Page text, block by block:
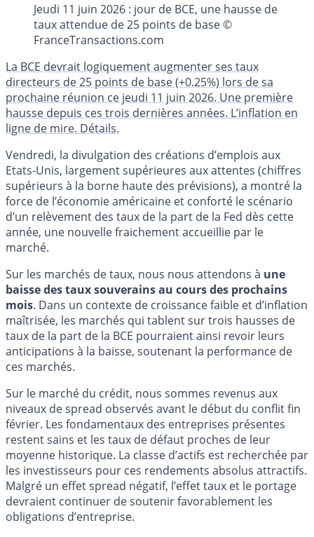
Jeudi 11 juin 2026 : jour de BCE, une hausse de
taux attendue de 25 points de base ©
FranceTransactions.com
La BCE devrait logiquement augmenter ses taux
directeurs de 25 points de base (+0.25%) lors de sa
prochaine réunion ce jeudi 11 juin 2026. Une première
hausse depuis ces trois dernières années. L’inflation en
ligne de mire. Détails.
Vendredi, la divulgation des créations d’emplois aux
Etats-Unis, largement supérieures aux attentes (chiffres
supérieurs à la borne haute des prévisions), a montré la
force de l’économie américaine et conforté le scénario
d’un relèvement des taux de la part de la Fed dès cette
année, une nouvelle fraichement accueillie par le
marché.
Sur les marchés de taux, nous nous attendons à une
baisse des taux souverains au cours des prochains
mois. Dans un contexte de croissance faible et d’inflation
maîtrisée, les marchés qui tablent sur trois hausses de
taux de la part de la BCE pourraient ainsi revoir leurs
anticipations à la baisse, soutenant la performance de
ces marchés.
Sur le marché du crédit, nous sommes revenus aux
niveaux de spread observés avant le début du conflit fin
février. Les fondamentaux des entreprises présentes
restent sains et les taux de défaut proches de leur
moyenne historique. La classe d’actifs est recherchée par
les investisseurs pour ces rendements absolus attractifs.
Malgré un effet spread négatif, l’effet taux et le portage
devraient continuer de soutenir favorablement les
obligations d’entreprise.